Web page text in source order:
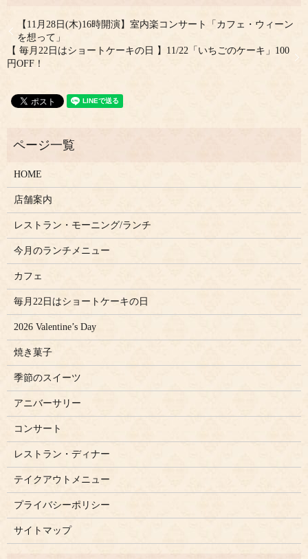
【11月28日(木)16時開演】室内楽コンサート「カフェ・ウィーン
を想って」
【 毎月22日はショートケーキの日 】11/22「いちごのケーキ」100
円OFF！
HOME
店舗案内
レストラン・モーニング/ランチ
今月のランチメニュー
カフェ
毎月22日はショートケーキの日
2026 Valentine’s Day
焼き菓子
季節のスイーツ
アニバーサリー
コンサート
レストラン・ディナー
テイクアウトメニュー
プライバシーポリシー
サイトマップ